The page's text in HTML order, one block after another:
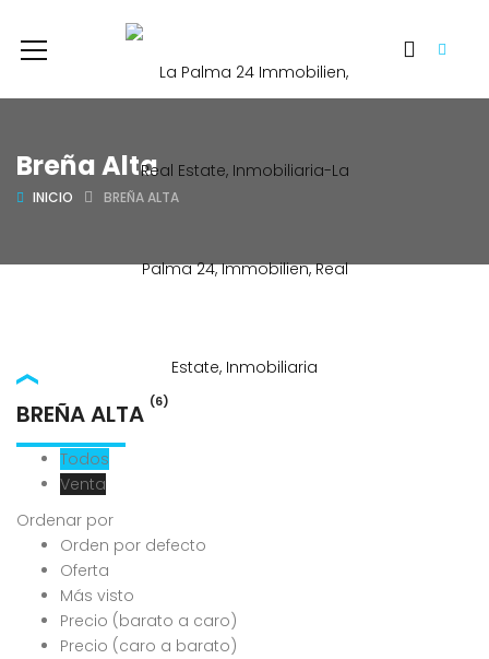
Breña Alta
INICIO BREÑA ALTA
BREÑA ALTA (6)
Todos
Venta
Ordenar por
Orden por defecto
Oferta
Más visto
Precio (barato a caro)
Precio (caro a barato)